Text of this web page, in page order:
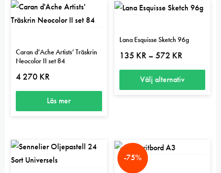
Caran d’Ache Artists’ Träskrin
Neocolor II set 84
4 270 KR
Läs mer
Lana Esquisse Sketch 96g
135 KR – 572 KRPrisintervall:
135 kr
till
572 kr
Välj alternativ
flera
varianter.
-75%